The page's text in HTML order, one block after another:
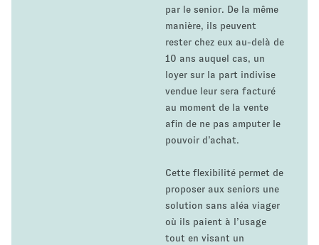
par le senior. De la même
manière, ils peuvent
rester chez eux au-delà de
10 ans auquel cas, un
loyer sur la part indivise
vendue leur sera facturé
au moment de la vente
afin de ne pas amputer le
pouvoir d’achat.
Cette flexibilité permet de
proposer aux seniors une
solution sans aléa viager
où ils paient à l’usage
tout en visant un